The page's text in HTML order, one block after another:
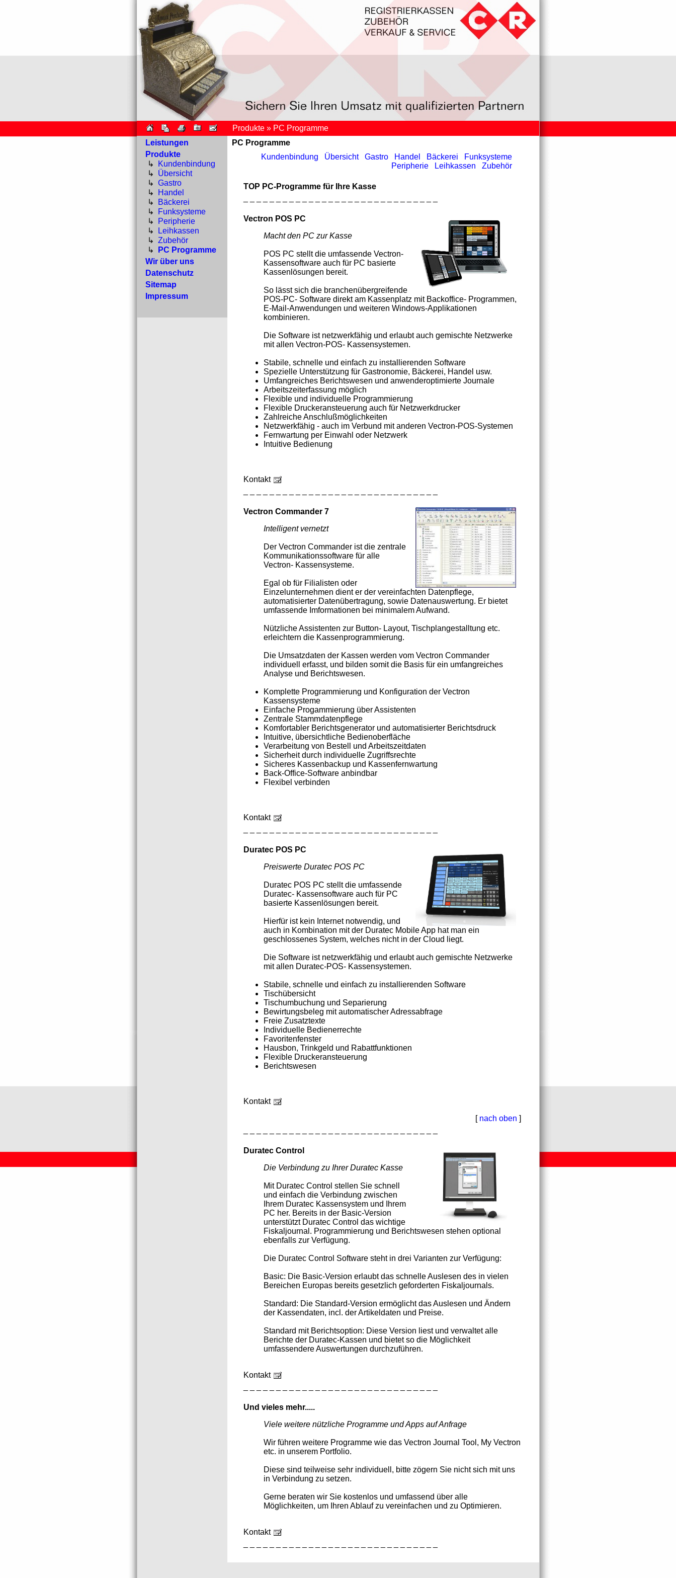
Produkte » PC Programme
Leistungen
Produkte
↳
Kundenbindung
↳ Übersicht
↳ Gastro
↳
Handel
↳
Bäckerei
↳
Funksysteme
↳
Peripherie
↳
Leihkassen
↳ Zubehör
↳
PC Programme
Wir über uns
Datenschutz
Sitemap
Impressum
PC Programme
Kundenbindung
Übersicht Gastro Handel Bäckerei
Funksysteme
Peripherie
Leihkassen Zubehör
TOP PC-Programme für Ihre Kasse
Vectron POS PC
Macht den PC zur Kasse
POS PC stellt die umfassende Vectron-
Kassensoftware auch für PC basierte
Kassenlösungen bereit.
So lässt sich die branchenübergreifende
POS-PC- Software direkt am Kassenplatz mit Backoffice- Programmen,
E-Mail-Anwendungen und weiteren Windows-Applikationen
kombinieren.
Die Software ist netzwerkfähig und erlaubt auch gemischte Netzwerke
mit allen Vectron-POS- Kassensystemen.
Stabile, schnelle und einfach zu installierenden Software
Spezielle Unterstützung für Gastronomie, Bäckerei, Handel usw.
Umfangreiches Berichtswesen und anwenderoptimierte Journale
Arbeitszeiterfassung möglich
Flexible und individuelle Programmierung
Flexible Druckeransteuerung auch für Netzwerkdrucker
Zahlreiche Anschlußmöglichkeiten
Netzwerkfähig - auch im Verbund mit anderen Vectron-POS-Systemen
Fernwartung per Einwahl oder Netzwerk
Intuitive Bedienung
Kontakt
Vectron Commander 7
Intelligent vernetzt
Der Vectron Commander ist die zentrale
Kommunikationssoftware für alle
Vectron- Kassensysteme.
Egal ob für Filialisten oder
Einzelunternehmen dient er der vereinfachten Datenpflege,
automatisierter Datenübertragung, sowie Datenauswertung. Er bietet
umfassende Imformationen bei minimalem Aufwand.
Nützliche Assistenten zur Button- Layout, Tischplangestalltung etc.
erleichtern die Kassenprogrammierung.
Die Umsatzdaten der Kassen werden vom Vectron Commander
individuell erfasst, und bilden somit die Basis für ein umfangreiches
Analyse und Berichtswesen.
Komplette Programmierung und Konfiguration der Vectron
Kassensysteme
Einfache Progammierung über Assistenten
Zentrale Stammdatenpflege
Komfortabler Berichtsgenerator und automatisierter Berichtsdruck
Intuitive, übersichtliche Bedienoberfläche
Verarbeitung von Bestell und Arbeitszeitdaten
Sicherheit durch individuelle Zugriffsrechte
Sicheres Kassenbackup und Kassenfernwartung
Back-Office-Software anbindbar
Flexibel verbinden
Kontakt
Duratec POS PC
Preiswerte Duratec POS PC
Duratec POS PC stellt die umfassende
Duratec- Kassensoftware auch für PC
basierte Kassenlösungen bereit.
Hierfür ist kein Internet notwendig, und
auch in Kombination mit der Duratec Mobile App hat man ein
geschlossenes System, welches nicht in der Cloud liegt.
Die Software ist netzwerkfähig und erlaubt auch gemischte Netzwerke
mit allen Duratec-POS- Kassensystemen.
Stabile, schnelle und einfach zu installierenden Software
Tischübersicht
Tischumbuchung und Separierung
Bewirtungsbeleg mit automatischer Adressabfrage
Freie Zusatztexte
Individuelle Bedienerrechte
Favoritenfenster
Hausbon, Trinkgeld und Rabattfunktionen
Flexible Druckeransteuerung
Berichtswesen
Kontakt
[ nach oben ]
Duratec Control
Die Verbindung zu Ihrer Duratec Kasse
Mit Duratec Control stellen Sie schnell
und einfach die Verbindung zwischen
Ihrem Duratec Kassensystem und Ihrem
PC her. Bereits in der Basic-Version
unterstützt Duratec Control das wichtige
Fiskaljournal. Programmierung und Berichtswesen stehen optional
ebenfalls zur Verfügung.
Die Duratec Control Software steht in drei Varianten zur Verfügung:
Basic: Die Basic-Version erlaubt das schnelle Auslesen des in vielen
Bereichen Europas bereits gesetzlich geforderten Fiskaljournals.
Standard: Die Standard-Version ermöglicht das Auslesen und Ändern
der Kassendaten, incl. der Artikeldaten und Preise.
Standard mit Berichtsoption: Diese Version liest und verwaltet alle
Berichte der Duratec-Kassen und bietet so die Möglichkeit
umfassendere Auswertungen durchzuführen.
Kontakt
Und vieles mehr.....
Viele weitere nützliche Programme und Apps auf Anfrage
Wir führen weitere Programme wie das Vectron Journal Tool, My Vectron
etc. in unserem Portfolio.
Diese sind teilweise sehr individuell, bitte zögern Sie nicht sich mit uns
in Verbindung zu setzen.
Gerne beraten wir Sie kostenlos und umfassend über alle
Möglichkeiten, um Ihren Ablauf zu vereinfachen und zu Optimieren.
Kontakt